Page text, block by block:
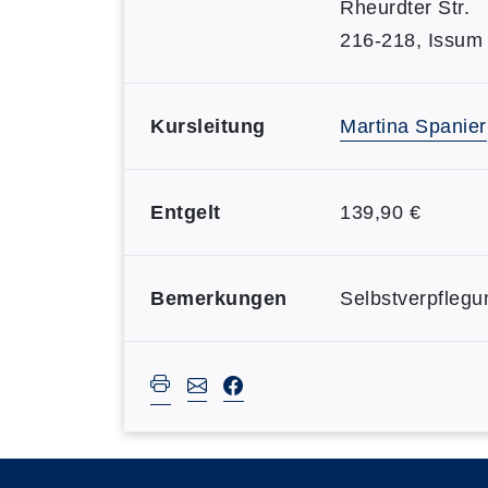
Rheurdter Str.
216-218, Issum
Kursleitung Martina Spanier
Entgelt 139,90 €
Bemerkungen